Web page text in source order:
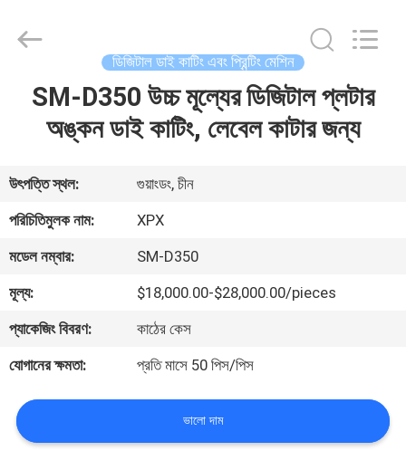
বাড়ি
ভিডিও
শো
আমাদের
সম্বন্ধে
কারখানা
Equipment
Reserved.
ডিজিটাল ডাই কাটিং এবং প্রিন্টিং মেশিন
SM-D350 উচ্চ মূল্যের ডিজিটাল প্লটার
অঙ্কন ডাই কাটিং, লেবেল কাটার জন্য
উৎপত্তি স্থল:
গুয়াংডং, চীন
পরিচিতিমুলক নাম:
XPX
মডেল নম্বার:
SM-D350
মূল্য:
$18,000.00-$28,000.00/pieces
প্যাকেজিং বিবরণ:
কাঠের কেস
যোগানের ক্ষমতা:
প্রতি মাসে 50 পিস/পিস
ভালো দাম